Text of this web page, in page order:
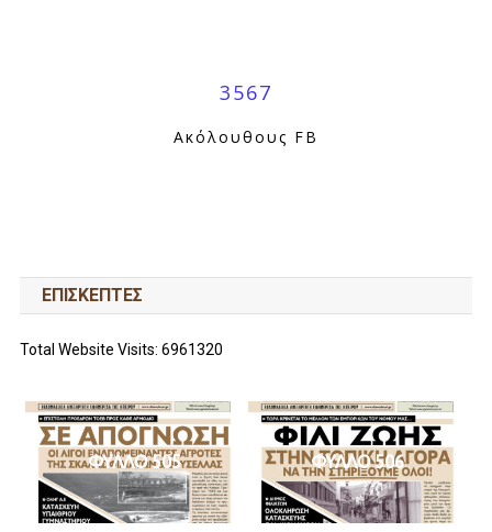
3567
Ακόλουθους FB
ΕΠΙΣΚΕΠΤΕΣ
Total Website Visits: 6961320
ΦΥΛΛΟ 505 ΦΥΛΛΟ 506